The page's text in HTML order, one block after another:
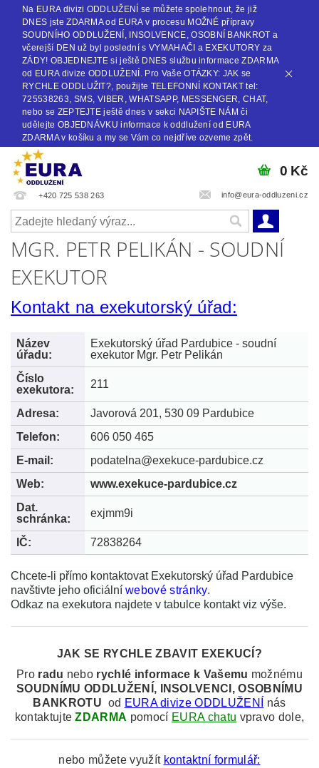
Na EURA divizi ODDLUŽENÍ se můžete spolehnout, že již
DNES jste ZDARMA od EURA v procesu MOŽNÉ přípravy
SOUDNÍHO ODDLUŽENÍ, INSOLVENCE, OSOBNÍ BANKROT a
včerejší DEN už byl poslední s VYMAHAČI a EXEKUTORY za
ZÁDY! OBJEDNEJTE si ještě DNES službu informace ZDARMA
od EURA divize ODDLUŽENÍ. Pro Vaše OTÁZKY: JAK se
RYCHLE ODDLUŽIT?, použijte TELEFONNÍ KONTAKT tel:
725538263, SMS, VIBER, WHATSAPP, MESSENGER, CHAT,
nebo se ZEPTEJTE ještě dnes v sekci NAPIŠTE NÁM či
udělejte OBJEDNÁVKU informace k oddlužení od EURA
ZDARMA v košíku a my se Vám co nejdříve ozveme zpět.
+420 725 538 263 info@eura-oddluzeni.cz
0 Kč
MGR. PETR PELIKÁN - SOUDNÍ
EXEKUTOR
Kontakt na exekutorský úřad:
Název
úřadu:
Exekutorský úřad Pardubice - soudní
exekutor Mgr. Petr Pelikán
Číslo
exekutora:
211
Adresa:
Javorová 201, 530 09 Pardubice
Telefon:
606 050 465
E-mail:
podatelna@exekuce-pardubice.cz
Web:
www.exekuce-pardubice.cz
Dat.
schránka:
exjmm9i
IČ: 72838264
Chcete-li přímo kontaktovat Exekutorský úřad Pardubice
navštivte jeho oficiální webové stránky.
Odkaz na exekutora najdete v tabulce kontakt viz výše.
JAK SE RYCHLE ZBAVIT EXEKUCÍ?
Pro radu nebo rychlé informace k Vašemu možnému
SOUDNÍMU ODDLUŽENÍ, INSOLVENCI, OSOBNÍMU
BANKROTU od EURA divize ODDLUŽENÍ
nás
kontaktujteZDARMA pomocí EURA chatu vpravo dole,
nebo můžete využít kontaktní formulář: